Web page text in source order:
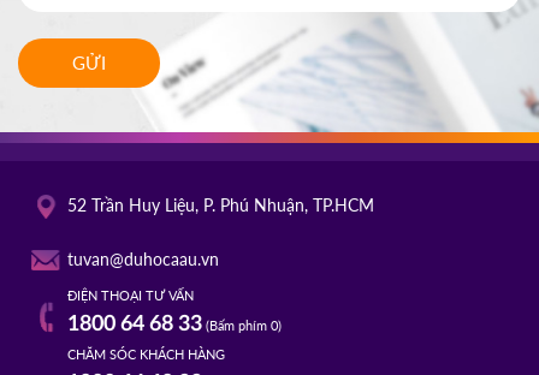
GỬI
52 Trần Huy Liệu, P. Phú Nhuận, TP.HCM
tuvan@duhocaau.vn
ĐIỆN THOẠI TƯ VẤN
1800 64 68 33(Bấm phím 0)
CHĂM SÓC KHÁCH HÀNG